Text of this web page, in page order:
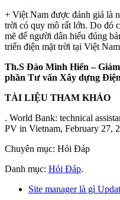
+ Việt Nam được đánh giá là
trời có quy mô rất lớn. Do đó
mẽ để người dân hiểu đúng
triển điện mặt trời tại Việt
Th.S Đào Minh Hiển –
phần Tư vấn Xây dựng
TÀI LIỆU THAM KHẢO
. World Bank: technical
PV in Vietnam, February 27,
Chuyên mục: Hỏi Đáp
Danh mục: Hỏi Đáp.
Site manager là gì